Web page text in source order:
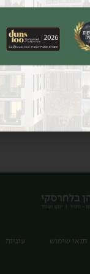
תנאי שימוש עוגיות